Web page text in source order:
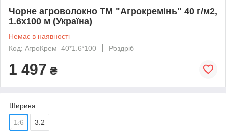
Чорне агроволокно ТМ "Агрокремінь" 40 г/м2,
1.6х100 м (Україна)
Немає в наявності
Код: АгроКрем_40*1.6*100
Роздріб
1 497 ₴
Ширина
1.6 3.2